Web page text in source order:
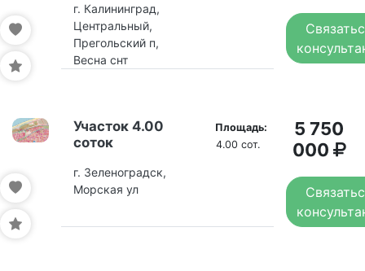
г. Калининград,
Центральный,
Прегольский п,
Весна снт
Участок 4.00
соток
г. Зеленоградск,
Морская ул
Площадь:
4.00 сот.
5 750
000